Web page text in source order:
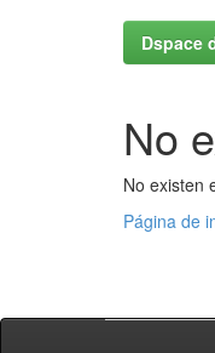
Dspace
No
No existen
Página de